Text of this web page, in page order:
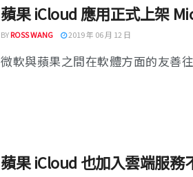
蘋果 iCloud 應用正式上架
BYROSS WANG 2019 年 06 月 12 日
微軟與蘋果之間在軟體方面的友善
蘋果 iCloud 也加入雲端服務